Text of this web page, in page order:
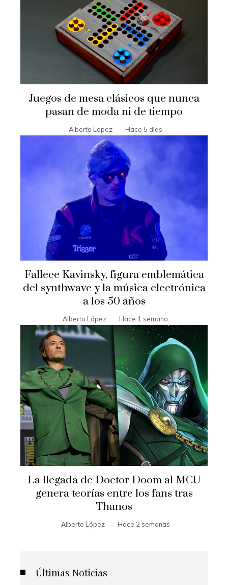
Juegos de mesa clásicos que nunca
pasan de moda ni de tiempo
Alberto López Hace 5 días
Fallece Kavinsky, figura emblemática
del synthwave y la música electrónica
a los 50 años
Alberto López Hace 1 semana
La llegada de Doctor Doom al MCU
genera teorías entre los fans tras
Thanos
Alberto López Hace 2 semanas
Últimas Noticias